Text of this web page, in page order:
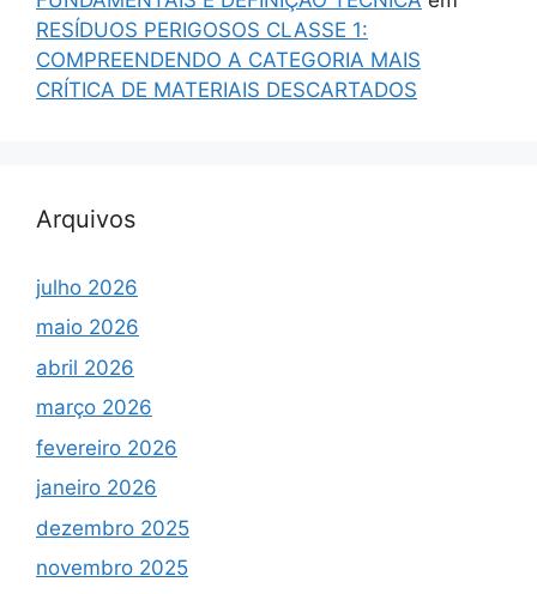
RESÍDUOS PERIGOSOS CLASSE 1:
COMPREENDENDO A CATEGORIA MAIS
CRÍTICA DE MATERIAIS DESCARTADOS
Arquivos
julho 2026
maio 2026
abril 2026
março 2026
fevereiro 2026
janeiro 2026
dezembro 2025
novembro 2025